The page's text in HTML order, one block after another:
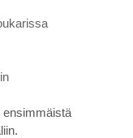
ensimmäistä